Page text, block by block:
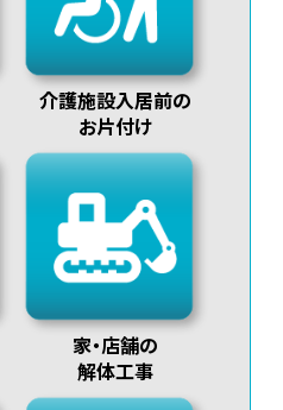
介護施設入居前の
お片付け
家・店舗の
解体工事